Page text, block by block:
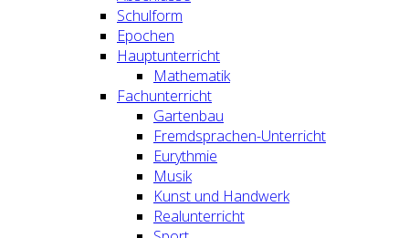
Schulform
Epochen
Hauptunterricht
Mathematik
Fachunterricht
Gartenbau
Fremdsprachen-Unterricht
Eurythmie
Musik
Kunst und Handwerk
Realunterricht